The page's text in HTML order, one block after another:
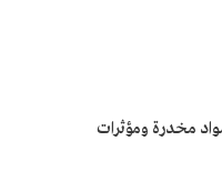
مواد مخدرة ومؤثرات